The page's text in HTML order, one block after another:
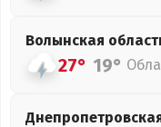
Волынская
27° 19°